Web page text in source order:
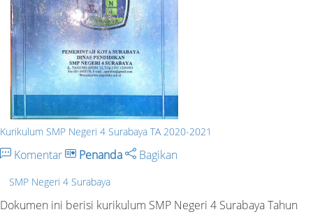
Kurikulum SMP Negeri 4 Surabaya TA 2020-2021
Komentar Penanda Bagikan
SMP Negeri 4 Surabaya
Dokumen ini berisi kurikulum SMP Negeri 4 Surabaya Tahun